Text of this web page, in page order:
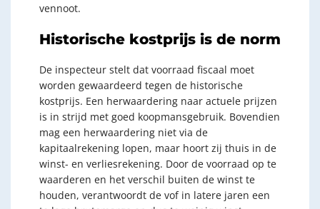
vennoot.
Historische kostprijs is de norm
De inspecteur stelt dat voorraad fiscaal moet
worden gewaardeerd tegen de historische
kostprijs. Een herwaardering naar actuele prijzen
is in strijd met goed koopmansgebruik. Bovendien
mag een herwaardering niet via de
kapitaalrekening lopen, maar hoort zij thuis in de
winst- en verliesrekening. Door de voorraad op te
waarderen en het verschil buiten de winst te
houden, verantwoordt de vof in latere jaren een